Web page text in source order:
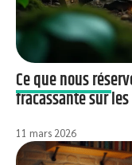
Ce que nous
fracassante sur
11 mars 2026